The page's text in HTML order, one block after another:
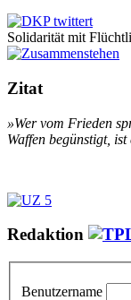
Solidarität mit
Zitat
»Wer vom Frieden
Waffen begünstigt,
Redaktion
Benutzername